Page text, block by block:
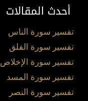
أحدث المقالات
تفسير سورة الناس
تفسير سورة الفلق
تفسير سورة الإخلاص
تفسير سورة المسد
تفسير سورة النصر